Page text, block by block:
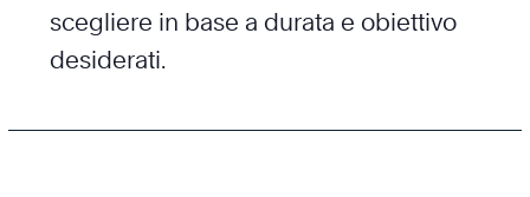
scegliere in base a durata e obiettivo
desiderati.